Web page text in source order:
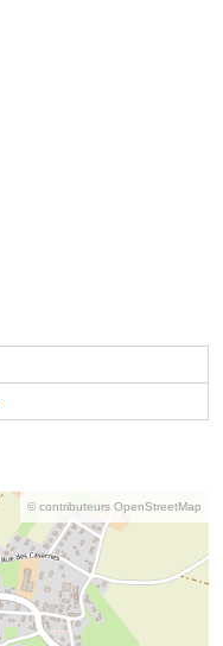
© contributeurs OpenStreetMap